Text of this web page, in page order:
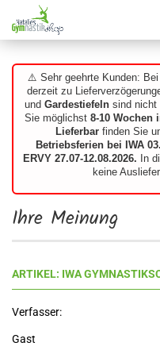
⚠️ Sehr geehrte Kunden:
derzeit zu
und Gardestiefeln sind nicht
Sie möglichst 8-10 Wochen
Lieferbarfinden Sie
Betriebsferien bei IWA
ERVY 27.07-12.08.2026. In
keine
Ihre Meinung
ARTIKEL: IWA
Verfasser:
Gast